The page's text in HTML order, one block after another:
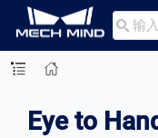

Eye to